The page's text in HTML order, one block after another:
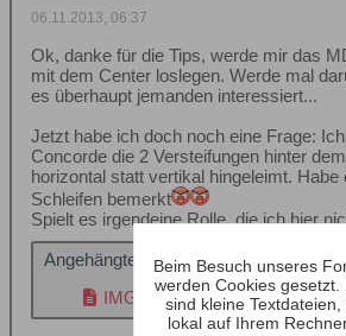
06.11.2013, 06:37
Ok, danke für die Tips, werde mir das
mit dem Center loslegen. Werde mal
es überhaupt jemanden interessiert...
Jetzt habe ich doch noch eine Frage:
Concorde die 2 Versteifungen hinter
horizontal statt vertikal hingeleimt. Habe
Schleifen bemerkt
Spielt es irgendeine Rolle, die ich hier
Angehängte Dateien
IMG_2372.jpg (42,9 KB, 522x
Beim Besuch unseres
werden Cookies gesetzt.
sind kleine Textdateien,
lokal auf Ihrem